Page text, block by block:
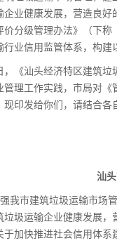
企业健康发展，营造良好
价分级管理办法》（下
行业信用监管体系，构
《汕头经济特区建筑垃
管理工作实践，市局对
现印发给你们，请结合各
汕
市建筑垃圾运输市场管
垃圾运输企业健康发展
于加快推进社会信用体